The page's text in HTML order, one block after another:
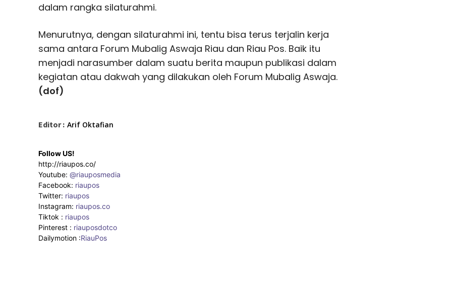
dalam rangka silaturahmi.
Menurutnya, dengan silaturahmi ini, tentu bisa terus terjalin kerja
sama antara Forum Mubalig Aswaja Riau dan Riau Pos. Baik itu
menjadi narasumber dalam suatu berita maupun publikasi dalam
kegiatan atau dakwah yang dilakukan oleh Forum Mubalig Aswaja.
(dof)
Editor : Arif Oktafian
Follow US!
http://riaupos.co/
Youtube: @riauposmedia
Facebook: riaupos
Twitter: riaupos
Instagram: riaupos.co
Tiktok : riaupos
Pinterest : riauposdotco
Dailymotion :RiauPos